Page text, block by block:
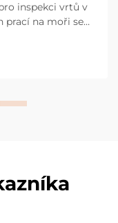
inspekci vrtů v
prací na moři se
skrytých
které by